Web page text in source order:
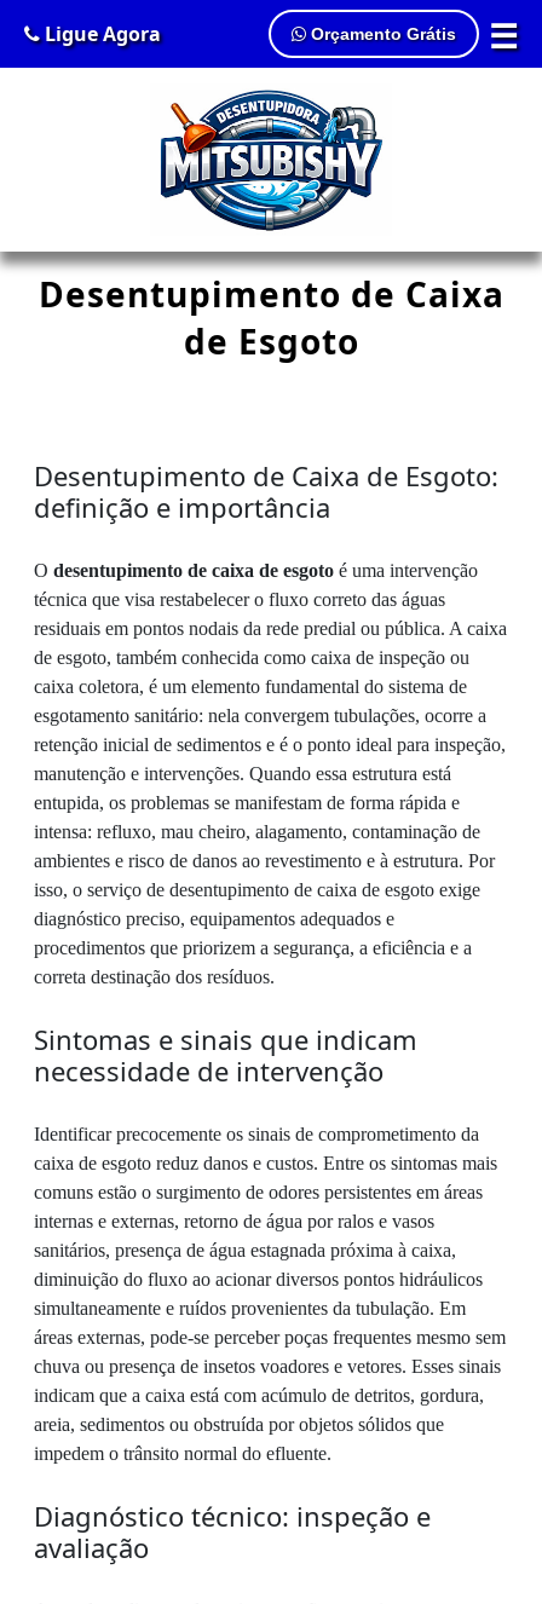
☰
Ligue Agora Orçamento Grátis
Desentupimento de Caixa
de Esgoto
Desentupimento de Caixa de Esgoto:
definição e importância
O desentupimento de caixa de esgoto é uma intervenção
técnica que visa restabelecer o fluxo correto das águas
residuais em pontos nodais da rede predial ou pública. A caixa
de esgoto, também conhecida como caixa de inspeção ou
caixa coletora, é um elemento fundamental do sistema de
esgotamento sanitário: nela convergem tubulações, ocorre a
retenção inicial de sedimentos e é o ponto ideal para inspeção,
manutenção e intervenções. Quando essa estrutura está
entupida, os problemas se manifestam de forma rápida e
intensa: refluxo, mau cheiro, alagamento, contaminação de
ambientes e risco de danos ao revestimento e à estrutura. Por
isso, o serviço de desentupimento de caixa de esgoto exige
diagnóstico preciso, equipamentos adequados e
procedimentos que priorizem a segurança, a eficiência e a
correta destinação dos resíduos.
Sintomas e sinais que indicam
necessidade de intervenção
Identificar precocemente os sinais de comprometimento da
caixa de esgoto reduz danos e custos. Entre os sintomas mais
comuns estão o surgimento de odores persistentes em áreas
internas e externas, retorno de água por ralos e vasos
sanitários, presença de água estagnada próxima à caixa,
diminuição do fluxo ao acionar diversos pontos hidráulicos
simultaneamente e ruídos provenientes da tubulação. Em
áreas externas, pode-se perceber poças frequentes mesmo sem
chuva ou presença de insetos voadores e vetores. Esses sinais
indicam que a caixa está com acúmulo de detritos, gordura,
areia, sedimentos ou obstruída por objetos sólidos que
impedem o trânsito normal do efluente.
Diagnóstico técnico: inspeção e
avaliação